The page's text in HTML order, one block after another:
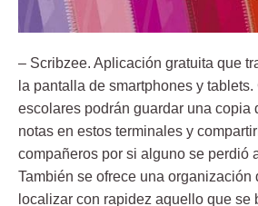
– Scribzee. Aplicación gratuita que
la pantalla de smartphones y
escolares podrán guardar una copia
notas en estos terminales y
compañeros por si alguno se perdió
También se ofrece una organización
localizar con rapidez aquello que se